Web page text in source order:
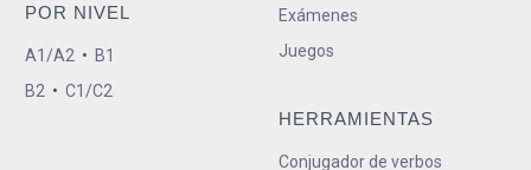
POR NIVEL
A1/A2 • B1
B2 • C1/C2
Exámenes
Juegos
HERRAMIENTAS
Conjugador de verbos